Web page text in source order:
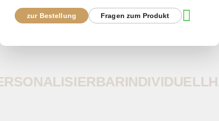
zur Bestellung Fragen zum Produkt
INDIVIDUELL